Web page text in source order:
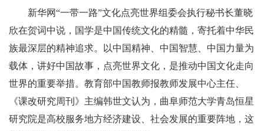
新华网“一带一路”文化点亮世界组委会执行秘书长董晓
欣在贺词中说，国学是中国传统文化的精髓，寄托着中华民
族最深层的精神追求。以中国精神、中国智慧、中国力量为
载体，讲好中国故事，点亮世界文化，是推动中国文化走向
世界的重要举措。教育部中国教师报教师发展中心主任、
《课改研究周刊》主编韩世文认为，曲阜师范大学青岛恒星
研究院是高校服务地方经济建设、社会发展的重要阵地，这